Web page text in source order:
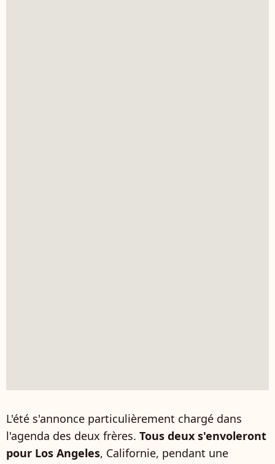
L'été s'annonce particulièrement chargé dans
l'agenda des deux frères. Tous deux s'envoleront
pour Los Angeles, Californie, pendant une